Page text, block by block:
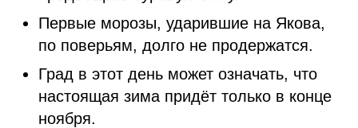
Первые морозы, ударившие на Якова,
по поверьям, долго не продержатся.
Град в этот день может означать, что
настоящая зима придёт только в конце
ноября.